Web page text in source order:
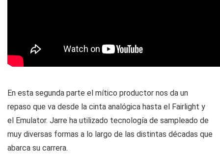
En esta segunda parte el mítico productor nos da un
repaso que va desde la cinta analógica hasta el Fairlight y
el Emulator. Jarre ha utilizado tecnología de sampleado de
muy diversas formas a lo largo de las distintas décadas que
abarca su carrera.